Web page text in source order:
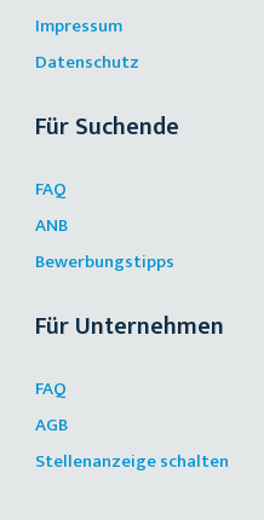
Impressum
Datenschutz
Für Suchende
FAQ
ANB
Bewerbungstipps
Für Unternehmen
FAQ
AGB
Stellenanzeige schalten